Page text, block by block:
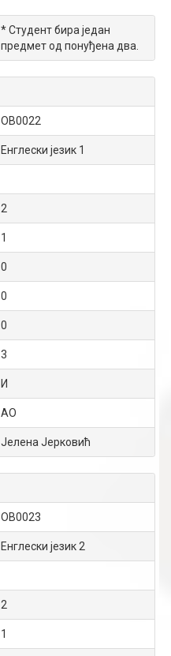
* Студент бира један
предмет од понуђена два.
OB0022
Енглески језик 1
2
1
0
0
0
3
И
АО
Јелена Јерковић
OB0023
Енглески језик 2
2
1